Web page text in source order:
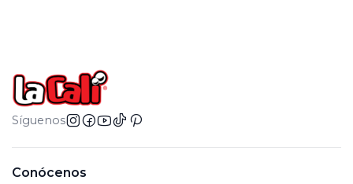
siempre una interaccion adecuada con el bebe
Plegado compacto y liviano
Bandeja removible para facilitar su lavado
funcion se pueden almacenar dentro de la
Síguenos
Conócenos